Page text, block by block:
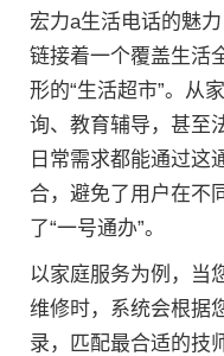
宏力a生活电话的魅
链接着一个覆盖生活
形的“生活超市”。从
询、教育辅导，甚至
日常需求都能通过这
合，避免了用户在不
了“一号通办”。
以家庭服务为例，当
维修时，系统会根据
录，匹配最合适的技